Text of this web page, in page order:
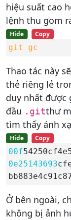
hiệu suất cao
lệnh thu gom
Hide Copy
git gc
Thao tác này
thẻ riêng lẻ
duy nhất được
đầu .gitthư
tìm thấy ánh
Hide Copy
00f
0e25143693
Ở bên ngoài,
không bị ảnh